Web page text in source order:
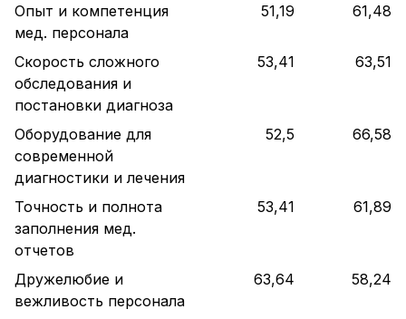
Опыт и компетенция
мед. персонала
51,19 61,48
Скорость сложного
обследования и
постановки диагноза
53,41 63,51
Оборудование для
современной
диагностики и лечения
52,5 66,58
Точность и полнота
заполнения мед.
отчетов
53,41 61,89
Дружелюбие и
вежливость персонала
63,64 58,24